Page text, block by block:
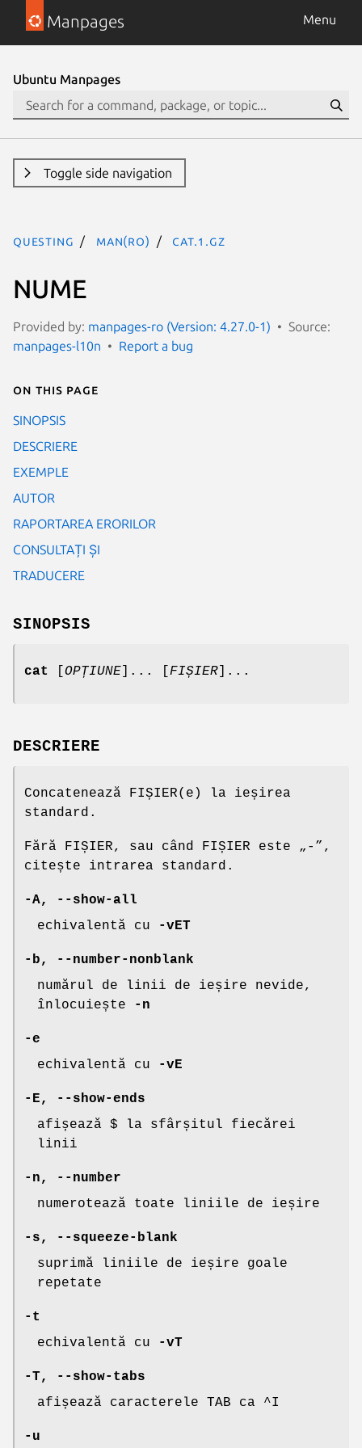
Manpages Menu
Ubuntu Manpages
Toggle side navigation
questing man(ro) cat.1.gz
NUME
Provided by: manpages-ro (Version: 4.27.0-1)
Source:
manpages-l10n
Report a bug
On this page
SINOPSIS
DESCRIERE
EXEMPLE
AUTOR
RAPORTAREA ERORILOR
CONSULTAȚI ȘI
TRADUCERE
SINOPSIS
cat OPȚIUNE ]... [ FIȘIER ]...
DESCRIERE
Concatenează FIȘIER(e) la ieșirea
standard.
Fără FIȘIER, sau când FIȘIER este „-”,
citește intrarea standard.
-A,
--show-all
echivalentă cu
-vET
-b ,
--number-nonblank
numărul de linii de ieșire nevide,
înlocuiește
-n
-e
echivalentă cu
-vE
-E ,
--show-ends
afișează $ la sfârșitul fiecărei
linii
-n ,
--number
numerotează toate liniile de ieșire
-s ,
--squeeze-blank
suprimă liniile de ieșire goale
repetate
-t
echivalentă cu
-vT
-T,
--show-tabs
afișează caracterele TAB ca ^I
-u